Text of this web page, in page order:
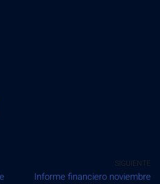
SIGUIENTE
Informe financiero noviembre